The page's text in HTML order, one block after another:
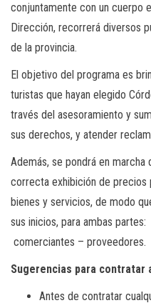
conjuntamente con un cuerpo
Dirección, recorrerá diversos
de la provincia.
El objetivo del programa es
turistas que hayan elegido
través del asesoramiento y
sus derechos, y atender
Además, se pondrá en
correcta exhibición de
bienes y servicios, de modo
sus inicios, para ambas
comerciantes – proveedores.
Sugerencias para contratar
Antes de contratar